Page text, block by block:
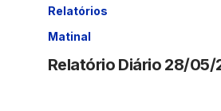
Relatórios
Matinal
Relatório Diário 28/05/